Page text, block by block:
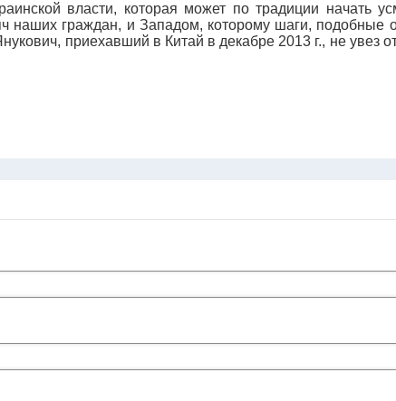
власти, которая может по традиции начать
наших граждан, и Западом, которому шаги,
приехавший в Китай в декабре 2013 г., не увез